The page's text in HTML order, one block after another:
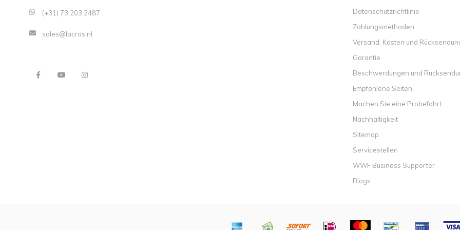
(+31) 73 203 2487
sales@lacros.nl
Datenschutzrichtlinie
Zahlungsmethoden
Versand, Kosten und
Garantie
Beschwerdungen und
Empfohlene Seiten
Machen Sie eine Probefahrt
Nachhaltigkeit
Sitemap
Servicestellen
WWF Business Supporter
Blogs